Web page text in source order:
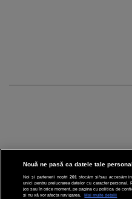
CINEMA
Nouă ne pasă ca datele tale
Noi și partenerii noștri 201 stocăm și/sau accesăm
unici pentru prelucrarea datelor cu caracter
jos sau în orice moment, pe pagina cu politica de
și nu vă vor afecta navigarea.
Mai multe detalii